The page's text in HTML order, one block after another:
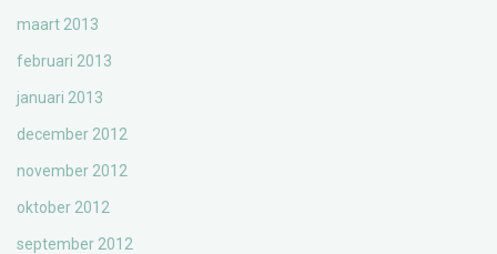
maart 2013
februari 2013
januari 2013
december 2012
november 2012
oktober 2012
september 2012